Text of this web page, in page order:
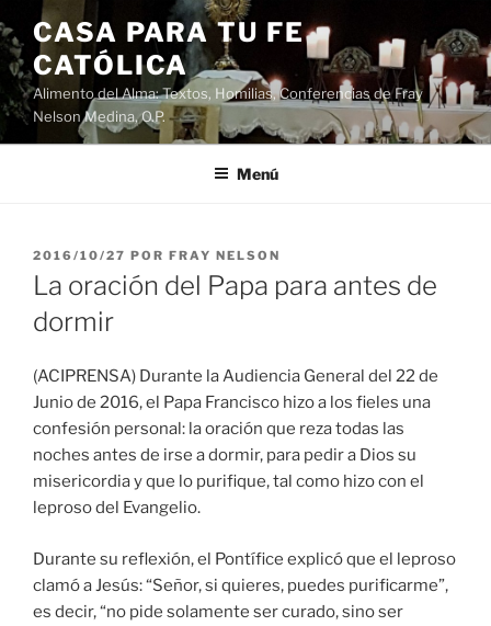
Saltar
al
contenido
CASA PARA TU FE
CATÓLICA
Alimento del Alma: Textos, Homilias, Conferencias de Fray
Nelson Medina, O.P.
Menú
PUBLICADO
EL
2016/10/27 POR FRAY NELSON
La oración del Papa para antes de
dormir
(ACIPRENSA) Durante la Audiencia General del 22 de
Junio de 2016, el Papa Francisco hizo a los fieles una
confesión personal: la oración que reza todas las
noches antes de irse a dormir, para pedir a Dios su
misericordia y que lo purifique, tal como hizo con el
leproso del Evangelio.
Durante su reflexión, el Pontífice explicó que el leproso
clamó a Jesús: “Señor, si quieres, puedes purificarme”,
es decir, “no pide solamente ser curado, sino ser